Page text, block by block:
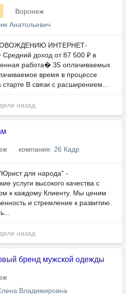
Воронеж
Анатольевич
ИНТЕРНЕТ-
доход от 87 500 ₽ в
работа� 35 оплачиваемых
время в процессе
В связи с расширением...
назад
компания: 26 Кадр
для народа" -
услуги высокого качества с
к каждому Клиенту. Мы ценим
и стремление к развитию.
назад
бренд мужской одежды
Владимировна